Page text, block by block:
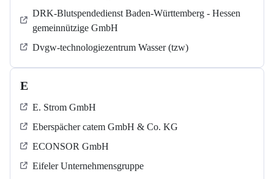
DRK-Blutspendedienst Baden-Württemberg - Hessen
gemeinnützige GmbH
Dvgw-technologiezentrum Wasser (tzw)
E
E. Strom GmbH
Eberspächer catem GmbH & Co. KG
ECONSOR GmbH
Eifeler Unternehmensgruppe